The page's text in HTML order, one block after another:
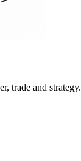
trade and strategy.